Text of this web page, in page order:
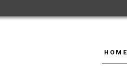
HOME